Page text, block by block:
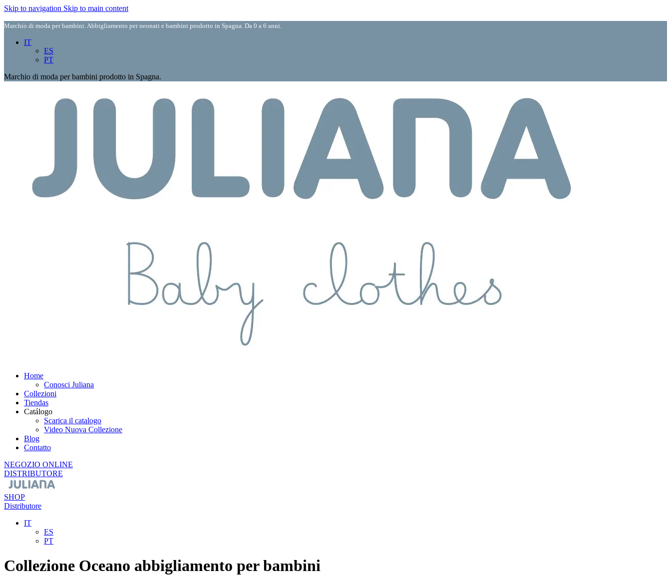
Skip to navigation Skip to main content
Marchio di moda per bambini. Abbigliamento per neonati e bambini prodotto in Spagna. Da 0 a 6 anni.
IT
ES
PT
Marchio di moda per bambini prodotto in Spagna.
Home
Conosci Juliana
Collezioni
Tiendas
Catálogo
Scarica il catalogo
Video Nuova Collezione
Blog
Contatto
NEGOZIO ONLINE
DISTRIBUTORE
SHOP
Distributore
IT
ES
PT
Collezione Oceano abbigliamento per bambini